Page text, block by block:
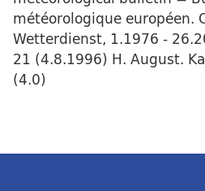
météorologique européen.
Wetterdienst, 1.1976 -
21 (4.8.1996) H. August.
(4.0)